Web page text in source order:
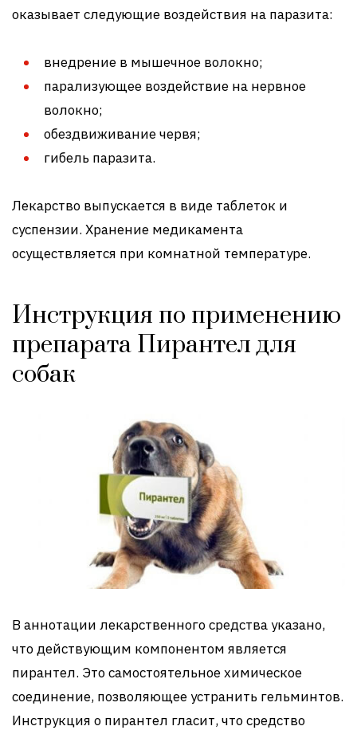
оказывает следующие воздействия на паразита:
внедрение в мышечное волокно;
парализующее воздействие на нервное
волокно;
обездвиживание червя;
гибель паразита.
Лекарство выпускается в виде таблеток и
суспензии. Хранение медикамента
осуществляется при комнатной температуре.
Инструкция по применению
препарата Пирантел для
собак
В аннотации лекарственного средства указано,
что действующим компонентом является
пирантел. Это самостоятельное химическое
соединение, позволяющее устранить гельминтов.
Инструкция о пирантел гласит, что средство